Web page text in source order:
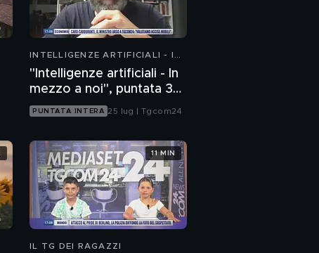
INTELLIGENZE ARTIFICIALI - IN
"Intelligenze artificiali - In
mezzo a noi", puntata 35:
il progetto Glasswing
PUNTATA INTERA 25 lug | Tgcom24
IL TG DEI RAGAZZI
11 MIN